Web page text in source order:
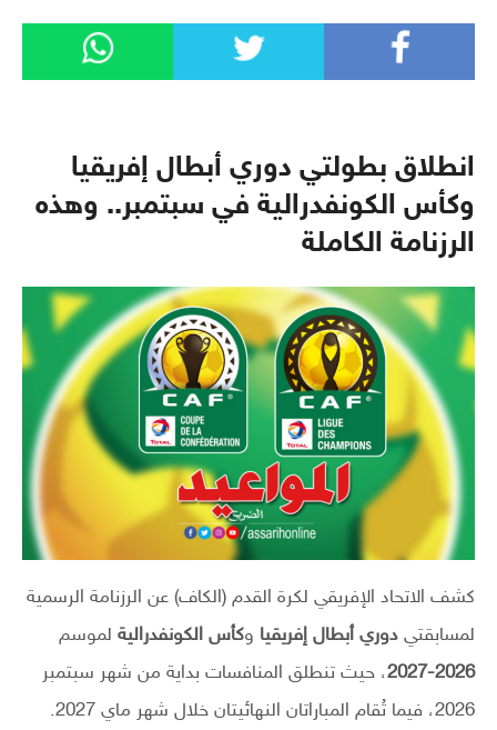
انطلاق بطولتي دوري أبطال إفريقيا
وكأس الكونفدرالية في سبتمبر.. وهذه
الرزنامة الكاملة
كشف الاتحاد الإفريقي لكرة القدم (الكاف) عن الرزنامة الرسمية
لمسابقتي دوري أبطال إفريقيا وكأس الكونفدرالية لموسم
2026-2027
، حيث تنطلق المنافسات بداية من شهر سبتمبر
2026، فيما تُقام المباراتان النهائيتان خلال شهر ماي 2027.